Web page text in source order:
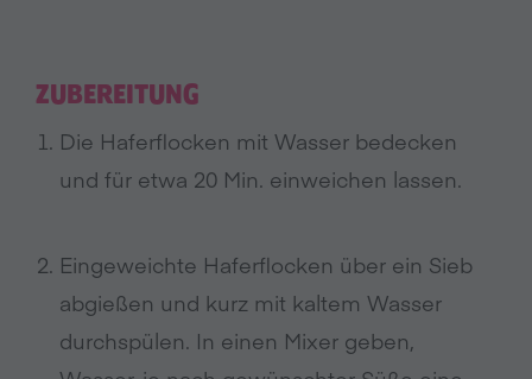
ZUBEREITUNG
Die Haferflocken mit Wasser bedecken
und für etwa 20 Min. einweichen lassen.
Eingeweichte Haferflocken über ein Sieb
abgießen und kurz mit kaltem Wasser
durchspülen. In einen Mixer geben,